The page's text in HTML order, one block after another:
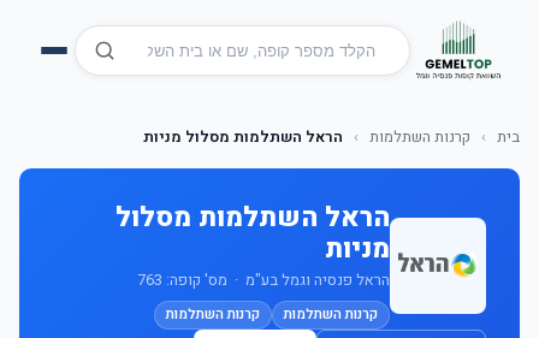
בית › קרנות השתלמות › הראל השתלמות מסלול מניות
הראל השתלמות מסלול
מניות
הראל פנסיה וגמל בע"מ · מס' קופה: 763
קרנות השתלמות קרנות השתלמות